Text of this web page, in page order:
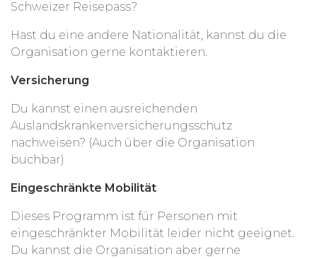
Schweizer Reisepass?
Hast du eine andere Nationalität, kannst du die
Organisation gerne kontaktieren.
Versicherung
Du kannst einen ausreichenden
Auslandskrankenversicherungsschutz
nachweisen? (Auch über die Organisation
buchbar)
Eingeschränkte Mobilität
Dieses Programm ist für Personen mit
eingeschränkter Mobilität leider nicht geeignet.
Du kannst die Organisation aber gerne